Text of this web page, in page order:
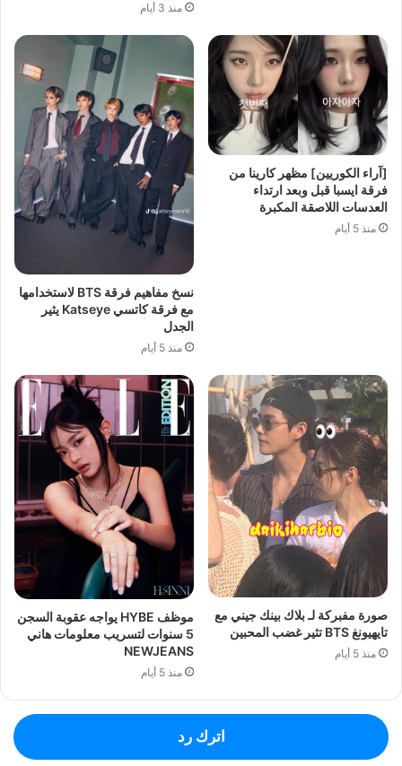
منذ 3 أيام
[آراء الكوريين] مظهر كارينا من
فرقة ايسبا قبل وبعد ارتداء
العدسات اللاصقة المكبرة
منذ 5 أيام
نسخ مفاهيم فرقة BTS لاستخدامها
مع فرقة كاتسي Katseye يثير
الجدل
منذ 5 أيام
صورة مفبركة لـ بلاك بينك جيني مع
تايهيونغ BTS تثير غضب المحبين
منذ 5 أيام
موظف HYBE يواجه عقوبة السجن
5 سنوات لتسريب معلومات هاني
NEWJEANS
منذ 5 أيام
اترك رد